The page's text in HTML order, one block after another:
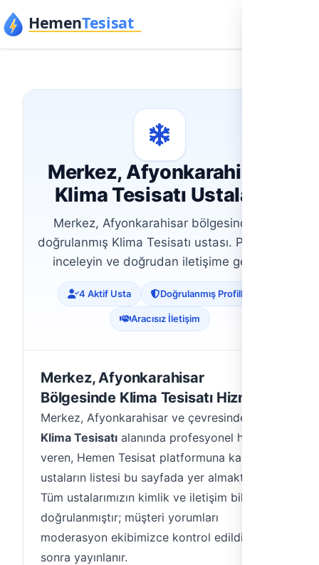
İçeriğe geç
Merkez, Afyonkarahisar
Klima Tesisatı Ustaları
Merkez, Afyonkarahisar bölgesinde 4
doğrulanmış Klima Tesisatı ustası. Profilleri
inceleyin ve doğrudan iletişime geçin.
4 Aktif Usta Doğrulanmış Profiller
Aracısız İletişim
Merkez, Afyonkarahisar
Bölgesinde Klima Tesisatı Hizmeti
Merkez, Afyonkarahisar ve çevresinde
Klima Tesisatı alanında profesyonel hizmet
veren, Hemen Tesisat platformuna kayıtlı
ustaların listesi bu sayfada yer almaktadır.
Tüm ustalarımızın kimlik ve iletişim bilgileri
doğrulanmıştır; müşteri yorumları
moderasyon ekibimizce kontrol edildikten
sonra yayınlanır.